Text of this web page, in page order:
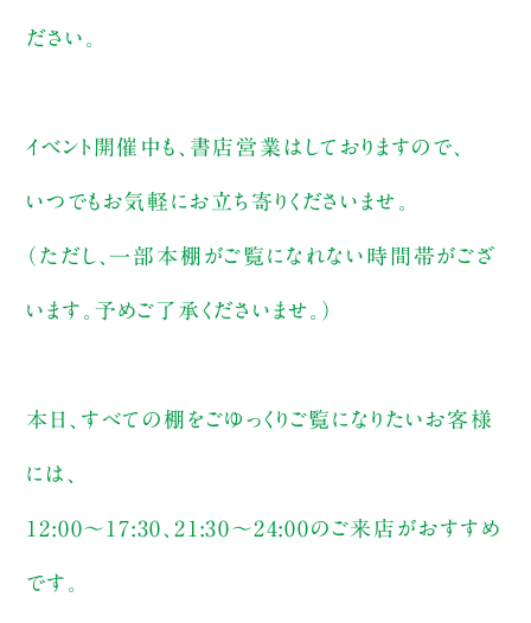
ださい。
イベント開催中も、書店営業はしておりますので、
いつでもお気軽にお立ち寄りくださいませ。
（ただし、一部本棚がご覧になれない時間帯がござ
います。予めご了承くださいませ。）
本日、すべての棚をごゆっくりご覧になりたいお客様
には、
12:00〜17:30、21:30〜24:00のご来店がおすすめ
です。